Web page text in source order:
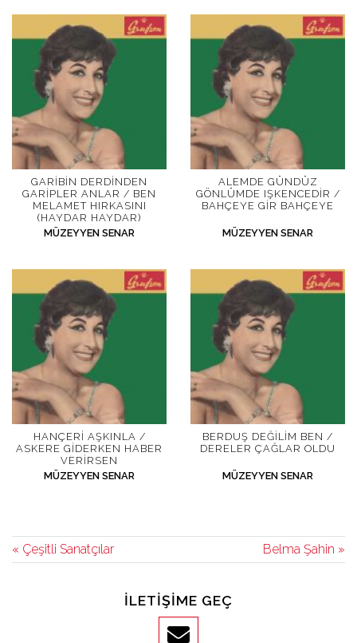
GARIBIN DERDINDEN
GARIPLER ANLAR / BEN
MELAMET HIRKASINI
(HAYDAR HAYDAR)
MÜZEYYEN SENAR
ALEMDE GÜNDÜZ
GÖNLÜMDE IŞKENCEDIR /
BAHÇEYE GIR BAHÇEYE
MÜZEYYEN SENAR
HANÇERI AŞKINLA /
ASKERE GIDERKEN HABER
VERIRSEN
MÜZEYYEN SENAR
BERDUŞ DEĞILIM BEN /
DERELER ÇAĞLAR OLDU
MÜZEYYEN SENAR
« Çeşitli Sanatçılar Belma Şahin »
İLETIŞIME GEÇ